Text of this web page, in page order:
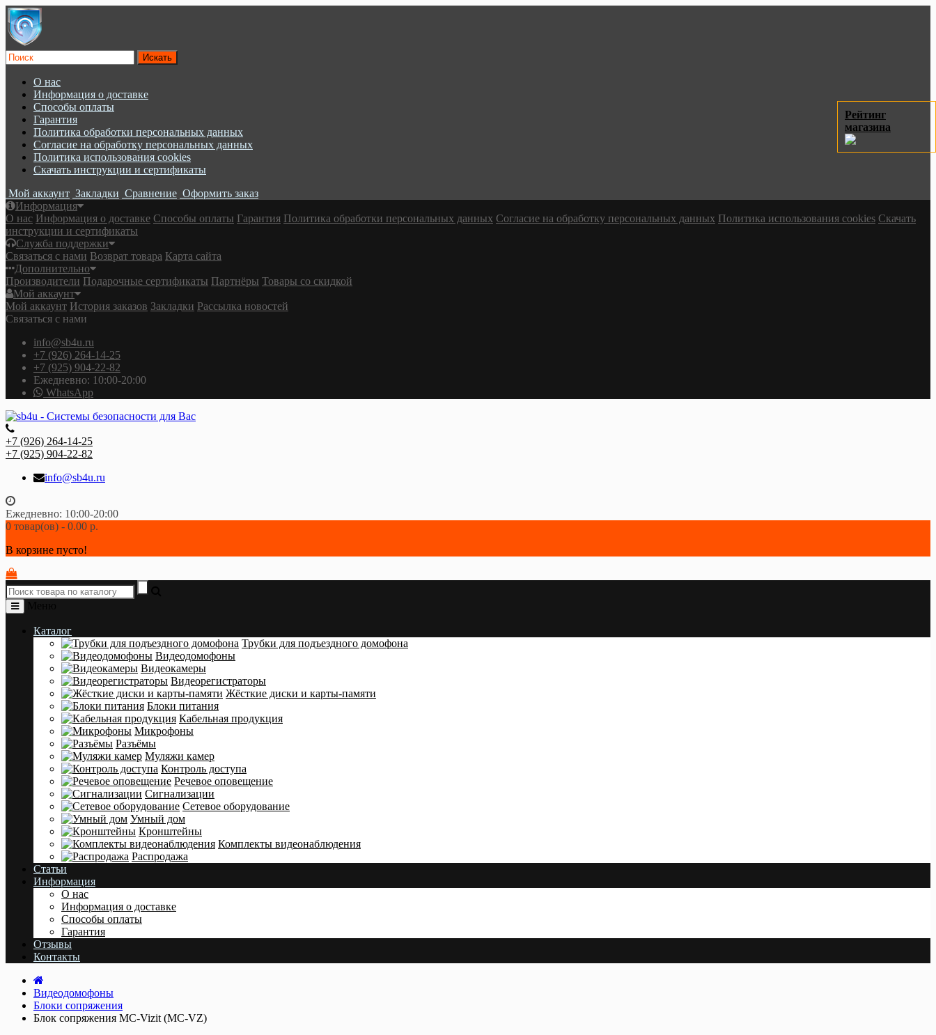
О нас
Информация о доставке
Cпособы оплаты
Гарантия
Политика обработки персональных данных
Согласие на обработку персональных данных
Политика использования cookies
Скачать инструкции и сертификаты
Мой аккаунт Закладки Сравнение Оформить заказ
Информация
О нас Информация о доставке Cпособы оплаты Гарантия Политика обработки персональных данных Согласие на обработку персональных данных Политика использования cookies Скачать
инструкции и сертификаты
Служба поддержки
Связаться с нами Возврат товара Карта сайта
Дополнительно
Производители Подарочные сертификаты Партнёры Товары со скидкой
Мой аккаунт
Мой аккаунт История заказов Закладки Рассылка новостей
Связаться с нами
info@sb4u.ru
+7 (926) 264-14-25
+7 (925) 904-22-82
Ежедневно: 10:00-20:00
WhatsApp
+7 (926) 264-14-25
+7 (925) 904-22-82
info@sb4u.ru
Ежедневно: 10:00-20:00
0 товар(ов) - 0.00 р.
В корзине пусто!
Каталог
Трубки для подъездного домофона
Видеодомофоны
Видеокамеры
Видеорегистраторы
Жёсткие диски и карты-памяти
Блоки питания
Кабельная продукция
Микрофоны
Разъёмы
Муляжи камер
Контроль доступа
Речевое оповещение
Сигнализации
Сетевое оборудование
Умный дом
Кронштейны
Комплекты видеонаблюдения
Распродажа
Статьи
Информация
О нас
Информация о доставке
Cпособы оплаты
Гарантия
Отзывы
Контакты
Видеодомофоны
Блоки сопряжения
Блок сопряжения MC-Vizit (MC-VZ)
Рейтинг
магазина